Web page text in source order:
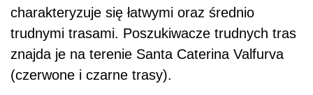
charakteryzuje się łatwymi oraz średnio
trudnymi trasami. Poszukiwacze trudnych tras
znajda je na terenie Santa Caterina Valfurva
(czerwone i czarne trasy).